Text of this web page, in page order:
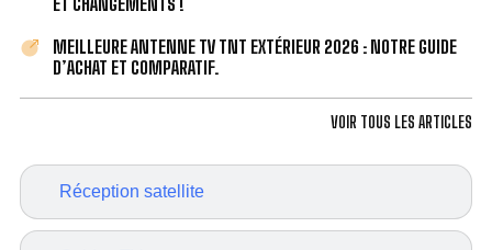
Réception satellite
MEILLEURE ANTENNE TV TNT EXTÉRIEUR 2026 : NOTRE GUIDE
D’ACHAT ET COMPARATIF.
VOIR TOUS LES ARTICLES